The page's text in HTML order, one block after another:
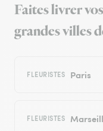
Faites livrer
grandes villes
FLEURISTES Paris
FLEURISTES